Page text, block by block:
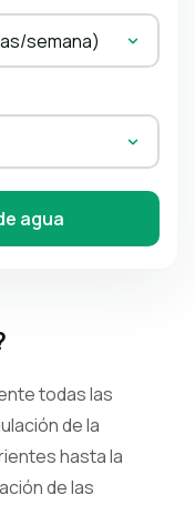
semana)
agua
todas las
de la
hasta la
de las